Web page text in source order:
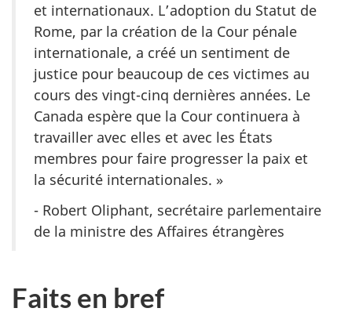
et internationaux. L’adoption du Statut de
Rome, par la création de la Cour pénale
internationale, a créé un sentiment de
justice pour beaucoup de ces victimes au
cours des vingt-cinq dernières années. Le
Canada espère que la Cour continuera à
travailler avec elles et avec les États
membres pour faire progresser la paix et
la sécurité internationales. »
- Robert Oliphant, secrétaire parlementaire
de la ministre des Affaires étrangères
Faits en bref